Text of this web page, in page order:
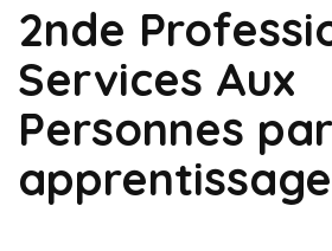
2nde
Services Aux
Personnes par
apprentissage